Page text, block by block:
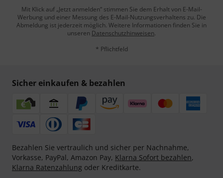
Mit Klick auf „Jetzt anmelden“ stimmen Sie dem Erhalt von E-Mail-
Werbung und einer Messung des E-Mail-Nutzungsverhaltens zu. Die
Abmeldung ist jederzeit möglich. Weitere Informationen finden Sie in
unseren Datenschutzhinweisen.
* Pflichtfeld
Sicher einkaufen & bezahlen
Bezahlen Sie vertraulich und sicher per Nachnahme,
Vorkasse, PayPal, Amazon Pay, Klarna Sofort bezahlen,
Klarna Ratenzahlung oder Kreditkarte.